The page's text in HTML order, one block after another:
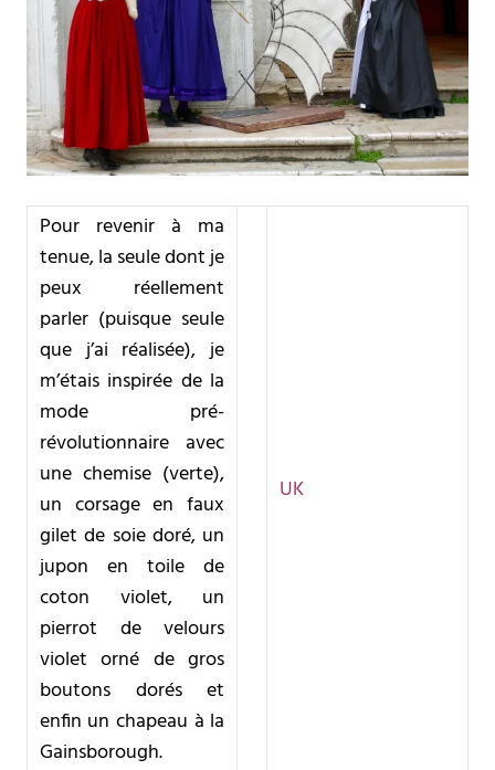
Pour revenir à ma
tenue, la seule dont je
peux réellement
parler (puisque seule
que j’ai réalisée), je
m’étais inspirée de la
mode pré-
révolutionnaire avec
une chemise (verte),
un corsage en faux
gilet de soie doré, un
jupon en toile de
coton violet, un
pierrot de velours
violet orné de gros
boutons dorés et
enfin un chapeau à la
Gainsborough.
UK